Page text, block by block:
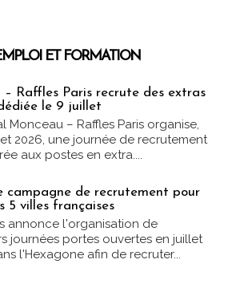
ET FORMATION
– Raffles Paris recrute des extras
le 9 juillet
Monceau – Raffles Paris organise,
2026, une journée de recrutement
aux postes en extra....
campagne de recrutement pour
5 villes françaises
annonce l'organisation de
journées portes ouvertes en juillet
l'Hexagone afin de recruter...